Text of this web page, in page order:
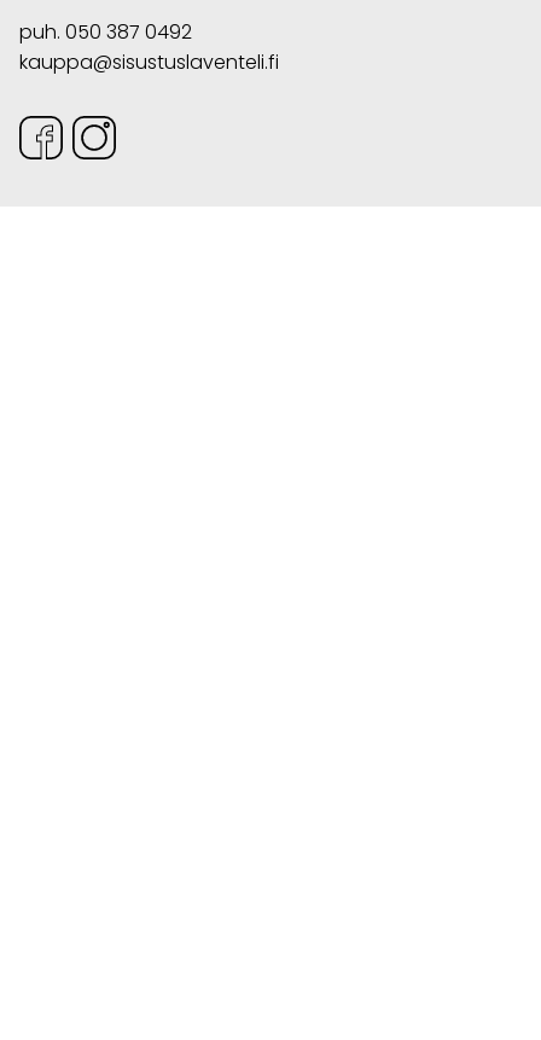
puh. 050 387 0492
kauppa@sisustuslaventeli.fi